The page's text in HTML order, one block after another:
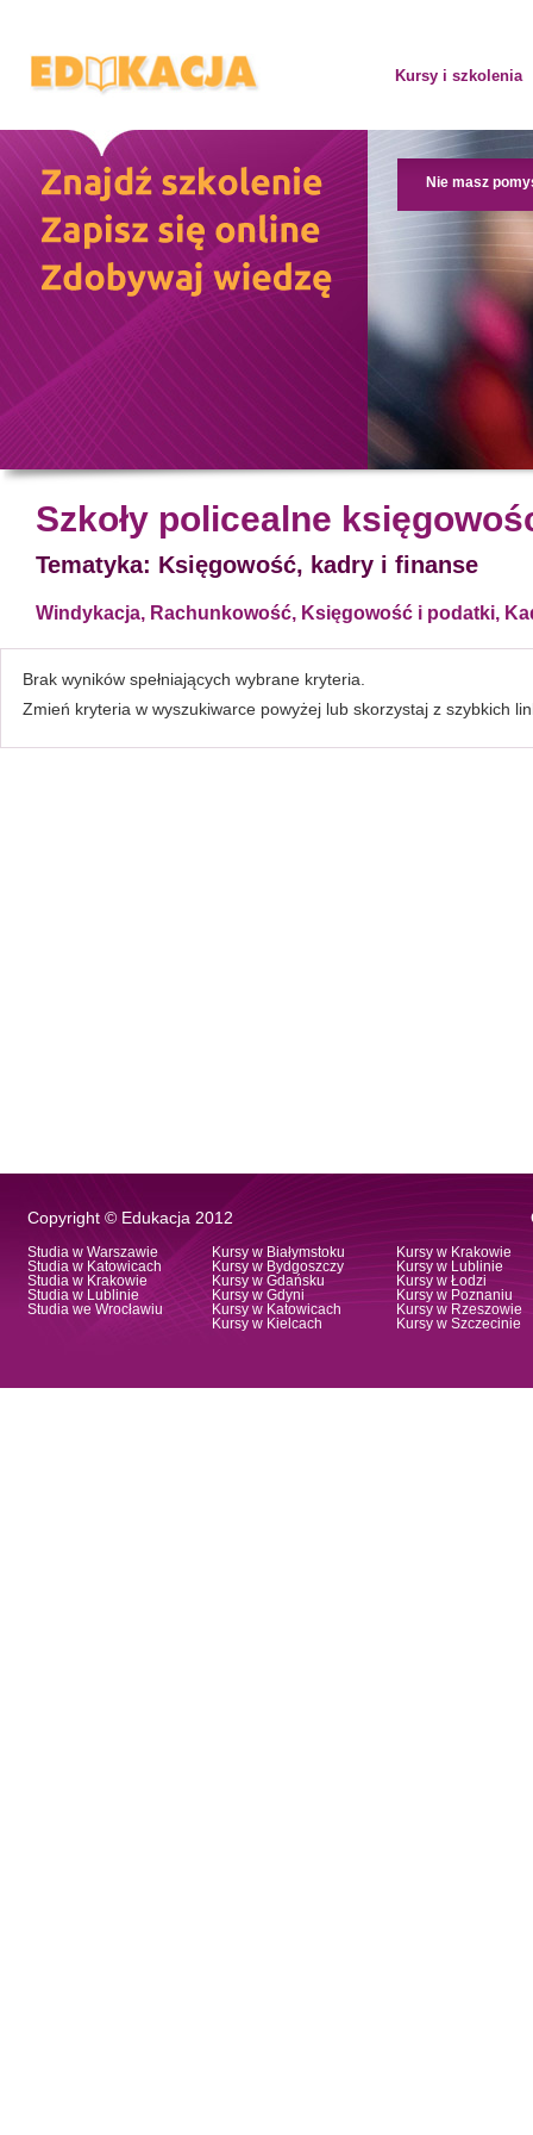
Kursy i szkolenia
Nie masz
Szkoły policealne
Tematyka: Księgowość, kadry i finanse
Windykacja, Rachunkowość, Księgowość i podatki,
Brak wyników spełniających wybrane kryteria.
Zmień kryteria w wyszukiwarce powyżej lub skorzystaj z szybkich
Copyright © Edukacja 2012
Studia w Warszawie
Studia w Katowicach
Studia w Krakowie
Studia w Lublinie
Studia we Wrocławiu
Kursy w Białymstoku
Kursy w Bydgoszczy
Kursy w Gdańsku
Kursy w Gdyni
Kursy w Katowicach
Kursy w Kielcach
Kursy w Krakowie
Kursy w Lublinie
Kursy w Łodzi
Kursy w Poznaniu
Kursy w Rzeszowie
Kursy w Szczecinie